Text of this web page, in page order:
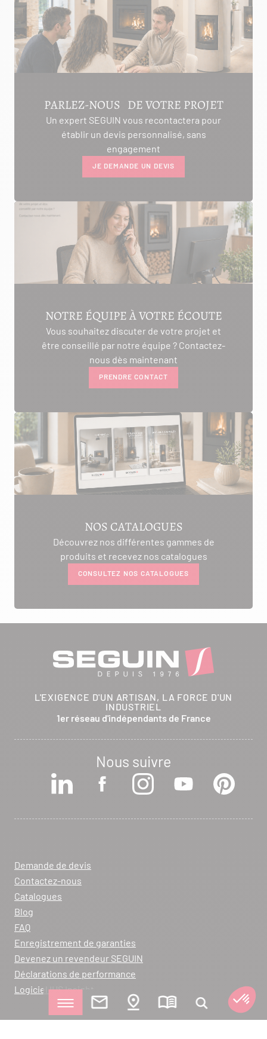
PARLEZ-NOUS DE VOTRE PROJET
Un expert SEGUIN vous recontactera pour
établir un devis personnalisé, sans
engagement
JE DEMANDE UN DEVIS
NOTRE ÉQUIPE À VOTRE ÉCOUTE
Vous souhaitez discuter de votre projet et
être conseillé par notre équipe ? Contactez-
nous dès maintenant
PRENDRE CONTACT
NOS CATALOGUES
Découvrez nos différentes gammes de
produits et recevez nos catalogues
CONSULTEZ NOS CATALOGUES
L'EXIGENCE D'UN ARTISAN, LA FORCE D'UN
INDUSTRIEL
1er réseau d'indépendants de France
Nous suivre
Demande de devis
Contactez-nous
Catalogues
Blog
FAQ
Enregistrement de garanties
Devenez un revendeur SEGUIN
Déclarations de performance
Logiciel IHS Insight